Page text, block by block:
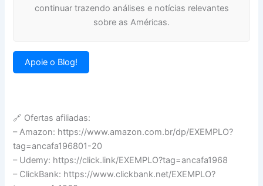
continuar trazendo análises e notícias relevantes
sobre as Américas.
Apoie o Blog!
🔗 Ofertas afiliadas:
– Amazon: https://www.amazon.com.br/dp/EXEMPLO?
tag=ancafa196801-20
– Udemy: https://click.link/EXEMPLO?tag=ancafa1968
– ClickBank: https://www.clickbank.net/EXEMPLO?